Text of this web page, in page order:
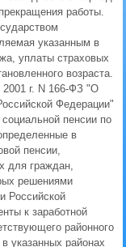
работы.
указанным в
уплаты страховых
возраста.
2001 г. N 166-ФЗ "О
Федерации"
пенсии по
в
пенсии,
для граждан,
решениями
Российской
к заработной
районного
указанных районах